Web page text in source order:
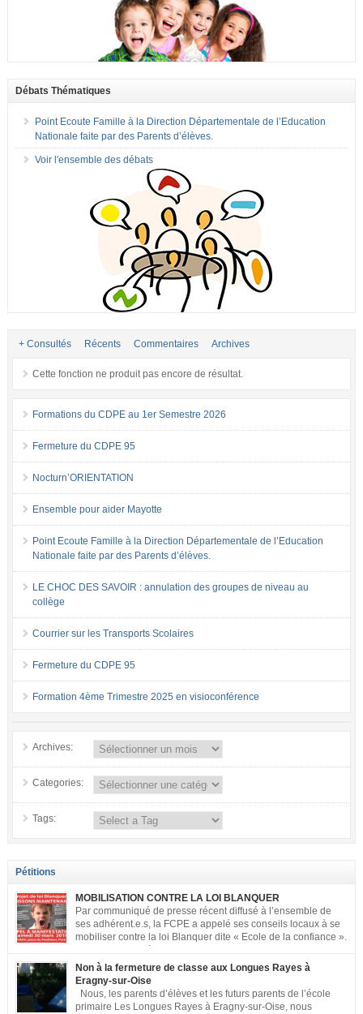
Débats Thématiques
Point Ecoute Famille à la Direction Départementale de l’Education
Nationale faite par des Parents d’élèves.
Voir l'ensemble des débats
+ Consultés Récents Commentaires Archives
Cette fonction ne produit pas encore de résultat.
Formations du CDPE au 1er Semestre 2026
Fermeture du CDPE 95
Nocturn’ORIENTATION
Ensemble pour aider Mayotte
Point Ecoute Famille à la Direction Départementale de l’Education
Nationale faite par des Parents d’élèves.
LE CHOC DES SAVOIR : annulation des groupes de niveau au
collège
Courrier sur les Transports Scolaires
Fermeture du CDPE 95
Formation 4ème Trimestre 2025 en visioconférence
Archives:
Categories:
Tags:
Pétitions
MOBILISATION CONTRE LA LOI BLANQUER
Par communiqué de presse récent diffusé à l’ensemble de
ses adhérent.e.s, la FCPE a appelé ses conseils locaux à se
mobiliser contre la loi Blanquer dite « Ecole de la confiance ».
met à votre disposition ce kit de mobilisation comprenant : 1 affiche
appelant […]
Non à la fermeture de classe aux Longues Rayes à
Eragny-sur-Oise
Nous, les parents d’élèves et les futurs parents de l’école
primaire Les Longues Rayes à Eragny-sur-Oise, nous